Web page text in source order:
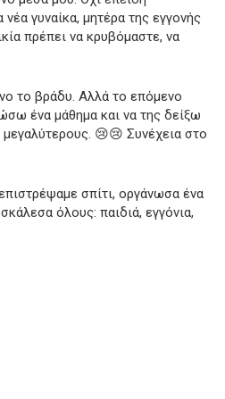
γυναίκα, μητέρα της εγγονής
πρέπει να κρυβόμαστε, να
το βράδυ. Αλλά το επόμενο
ένα μάθημα και να της δείξω
μεγαλύτερους. 😢😢 Συνέχεια στο
σπίτι, οργάνωσα ένα
όλους: παιδιά, εγγόνια,